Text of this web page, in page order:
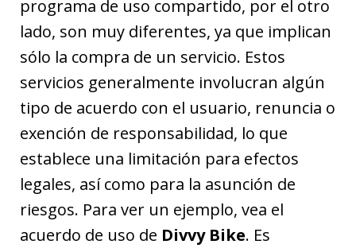
programa de uso compartido, por el otro
lado, son muy diferentes, ya que implican
sólo la compra de un servicio. Estos
servicios generalmente involucran algún
tipo de acuerdo con el usuario, renuncia o
exención de responsabilidad, lo que
establece una limitación para efectos
legales, así como para la asunción de
riesgos. Para ver un ejemplo, vea el
acuerdo de uso de Divvy Bike. Es